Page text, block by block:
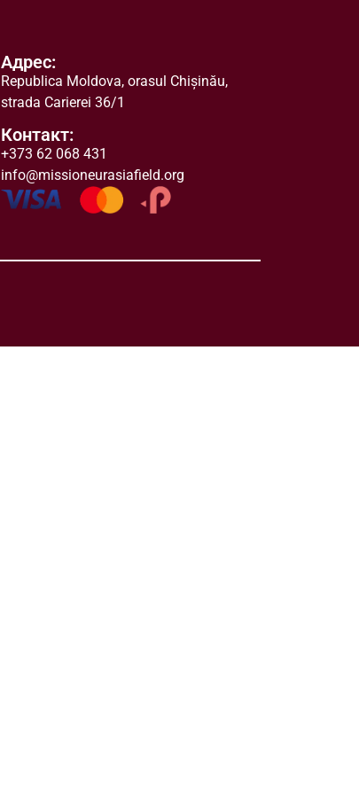
Адрес:
Republica Moldova,orasul Chișinău,
strada Carierei 36/1
Контакт:
+373 62 068 431
info@missioneurasiafield.org